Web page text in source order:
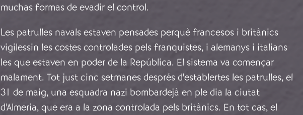
muchas formas de evadir el control.
Les patrulles navals estaven pensades perquè francesos i britànics
vigilessin les costes controlades pels franquistes, i alemanys i italians
les que estaven en poder de la República. El sistema va començar
malament. Tot just cinc setmanes després d'establertes les patrulles, el
31 de maig, una esquadra nazi bombardejà en ple dia la ciutat
d'Almeria, que era a la zona controlada pels britànics. En tot cas, el